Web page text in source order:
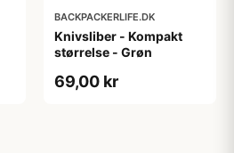
BACKPACKERLIFE.DK
Knivsliber - Kompakt
størrelse - Grøn
69,00 kr